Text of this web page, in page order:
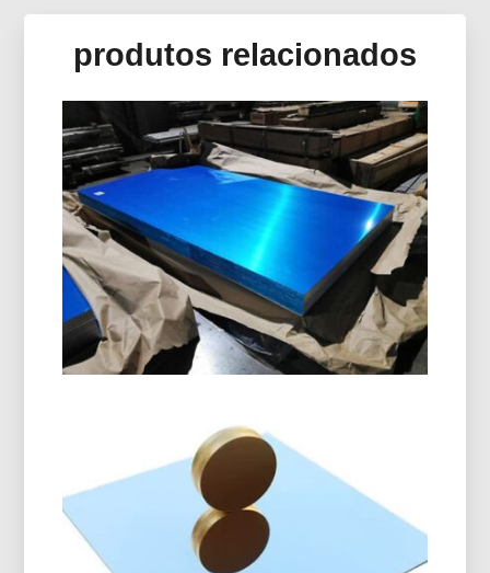
produtos relacionados
Grau Marinho 5086 Placa De
Alumínio H116
Aprenda como o grau marinho 5086 Placa de
alumínio H116 oferece excelente desempenho em
cascos, convés, e equipamentos offshore com